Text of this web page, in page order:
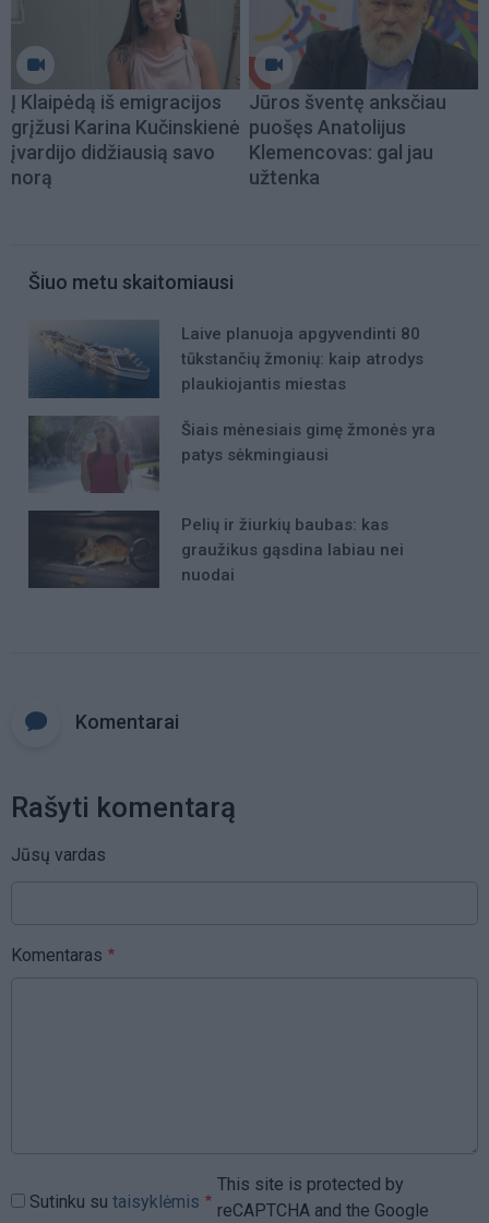
Į Klaipėdą iš emigracijos
grįžusi Karina Kučinskienė
įvardijo didžiausią savo
norą
Jūros šventę anksčiau
puošęs Anatolijus
Klemencovas: gal jau
užtenka
Šiuo metu skaitomiausi
Laive planuoja apgyvendinti 80
tūkstančių žmonių: kaip atrodys
plaukiojantis miestas
Šiais mėnesiais gimę žmonės yra
patys sėkmingiausi
Pelių ir žiurkių baubas: kas
graužikus gąsdina labiau nei
nuodai
Komentarai
Rašyti komentarą
Jūsų vardas
Komentaras
Sutinku su taisyklėmis
This site is protected by
reCAPTCHA and the Google